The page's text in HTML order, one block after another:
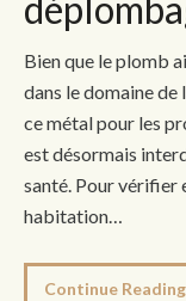
Bien que le plomb
dans le domaine
ce métal pour les
est désormais
santé. Pour vérifier
habitation…
Continue Reading